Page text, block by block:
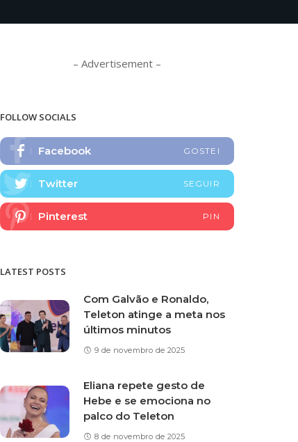
– Advertisement –
FOLLOW SOCIALS
Facebook GOSTEI
Twitter SEGUIR
Pinterest PIN
LATEST POSTS
Com Galvão e Ronaldo,
Teleton atinge a meta nos
últimos minutos
9 de novembro de 2025
Eliana repete gesto de
Hebe e se emociona no
palco do Teleton
8 de novembro de 2025